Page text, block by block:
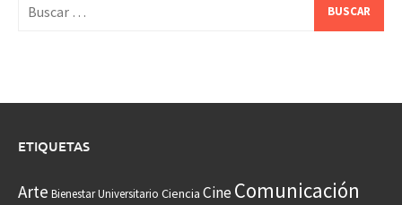
ETIQUETAS
Arte Bienestar Universitario Ciencia CineComunicación